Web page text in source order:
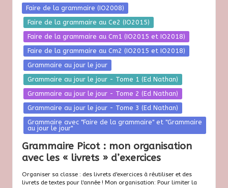
Posted
in
Faire de la grammaire (IO2008)
Faire de la grammaire au Ce2 (IO2015)
Faire de la grammaire au Cm1 (IO2015 et IO2018)
Faire de la grammaire au Cm2 (IO2015 et IO2018)
Grammaire au jour le jour
Grammaire au jour le jour - Tome 1 (Ed Nathan)
Grammaire au jour le jour - Tome 2 (Ed Nathan)
Grammaire au jour le jour - Tome 3 (Ed Nathan)
Grammaire avec "Faire de la grammaire" et "Grammaire
au jour le jour"
Grammaire Picot : mon organisation
avec les « livrets » d’exercices
Organiser sa classe : des livrets d'exercices à réutiliser et des
livrets de textes pour l'année ! Mon organisation: Pour limiter la